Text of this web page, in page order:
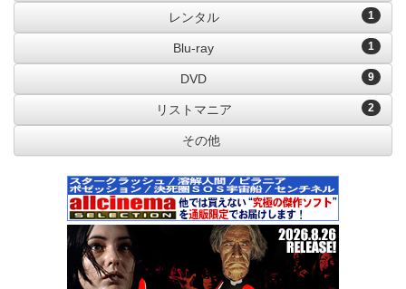
1
レンタル
1
Blu-ray
9
DVD
2
リストマニア
その他